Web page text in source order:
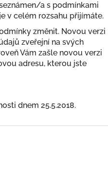
a s podmínkami
v celém rozsahu přijímáte.
změnit. Novou verzi
zveřejní na svých
Vám zašle novou verzi
adresu, kterou jste
dnem 25.5.2018.